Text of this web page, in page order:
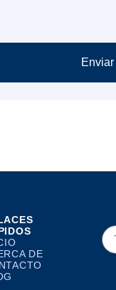
Enviar
DE